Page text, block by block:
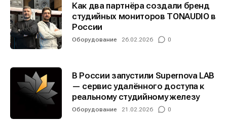
Как два партнёра создали бренд
студийных мониторов TONAUDIO в
России
Оборудование 26.02.2026 0
В России запустили Supernova LAB
— сервис удалённого доступа к
реальному студийному железу
Оборудование 21.02.2026 0